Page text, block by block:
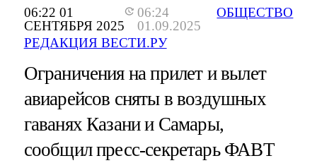
06:22 01
СЕНТЯБРЯ 2025
06:24
01.09.2025
РЕДАКЦИЯ ВЕСТИ.РУ
ОБЩЕСТВО
Ограничения на прилет и вылет
авиарейсов сняты в воздушных
гаванях Казани и Самары,
сообщил пресс-секретарь ФАВТ